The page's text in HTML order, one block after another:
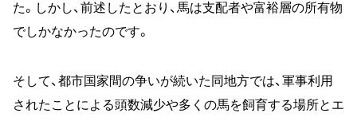
た。しかし、前述したとおり、馬は支配者や富裕層の所有物
でしかなかったのです。
そして、都市国家間の争いが続いた同地方では、軍事利用
されたことによる頭数減少や多くの馬を飼育する場所とエ